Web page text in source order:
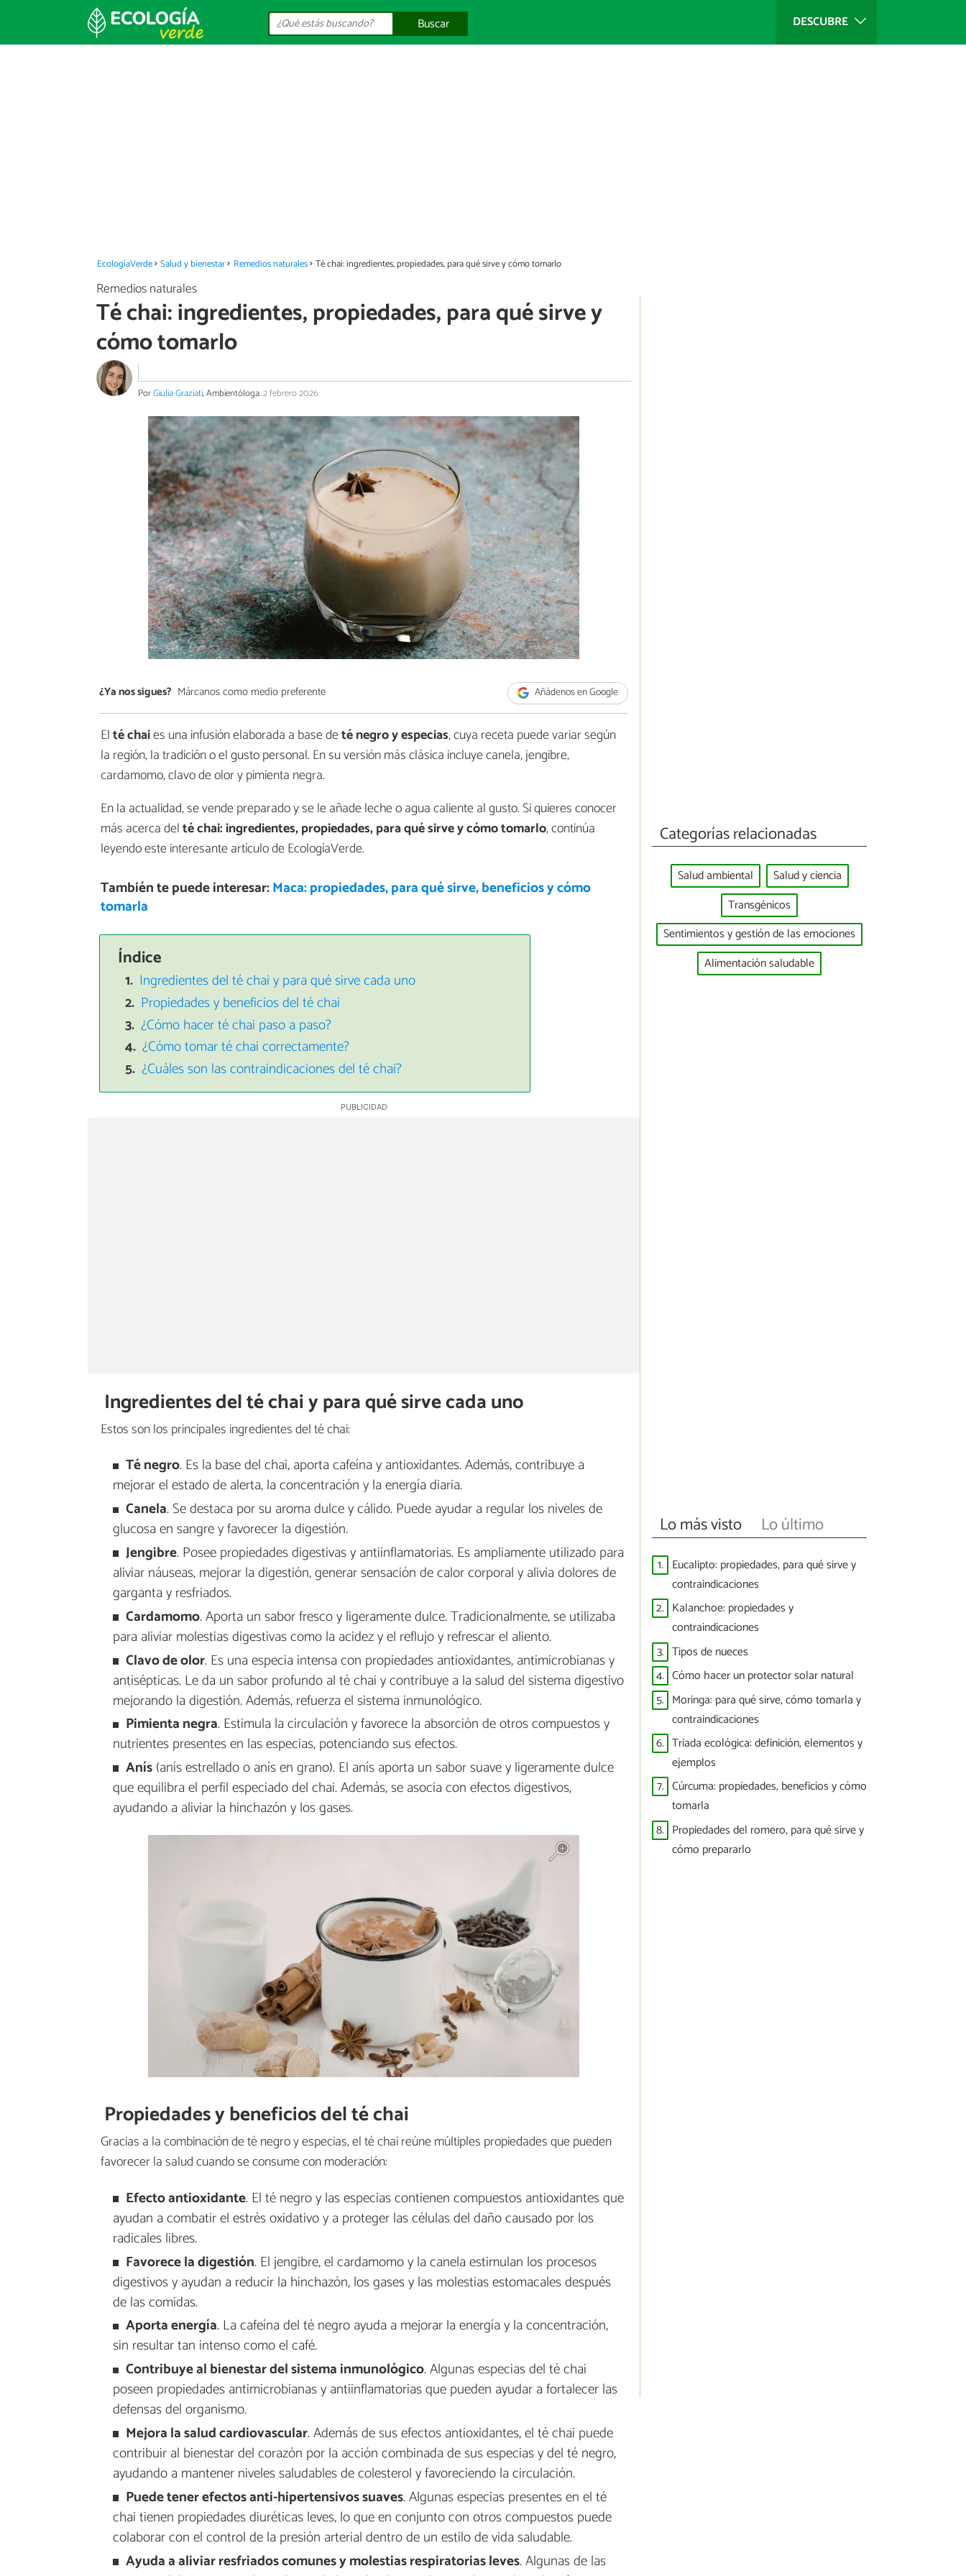
DESCUBRE
Buscar
EcologíaVerde Salud y bienestar Remedios naturales Té chai: ingredientes, propiedades, para qué sirve y cómo tomarlo
Remedios naturales
Té chai: ingredientes, propiedades, para qué sirve y
cómo tomarlo
PorGiulia Graziati, Ambientóloga.2 febrero 2026
¿Ya nos sigues? Márcanos como medio preferente Añádenos en Google
Elté chaies una infusión elaborada a base deté negro y especias, cuya receta puede variar según
la región, la tradición o el gusto personal. En su versión más clásica incluye canela, jengibre,
cardamomo, clavo de olor y pimienta negra.
En la actualidad, se vende preparado y se le añade leche o agua caliente al gusto. Si quieres conocer
más acerca delté chai: ingredientes, propiedades, para qué sirve y cómo tomarlo, continúa
leyendo este interesante artículo de EcologíaVerde.
También te puede interesar:Maca: propiedades, para qué sirve, beneficios y cómo
tomarla
Índice
Ingredientes del té chai y para qué sirve cada uno
Propiedades y beneficios del té chai
¿Cómo hacer té chai paso a paso?
¿Cómo tomar té chai correctamente?
¿Cuáles son las contraindicaciones del té chai?
Ingredientes del té chai y para qué sirve cada uno
Estos son los principales ingredientes del té chai:
Té negro. Es la base del chai, aporta cafeína y antioxidantes. Además, contribuye a
mejorar el estado de alerta, la concentración y la energía diaria.
Canela. Se destaca por su aroma dulce y cálido. Puede ayudar a regular los niveles de
glucosa en sangre y favorecer la digestión.
Jengibre. Posee propiedades digestivas y antiinflamatorias. Es ampliamente utilizado para
aliviar náuseas, mejorar la digestión, generar sensación de calor corporal y alivia dolores de
garganta y resfriados.
Cardamomo. Aporta un sabor fresco y ligeramente dulce. Tradicionalmente, se utilizaba
para aliviar molestias digestivas como la acidez y el reflujo y refrescar el aliento.
Clavo de olor. Es una especia intensa con propiedades antioxidantes, antimicrobianas y
antisépticas. Le da un sabor profundo al té chai y contribuye a la salud del sistema digestivo
mejorando la digestión. Además, refuerza el sistema inmunológico.
Pimienta negra. Estimula la circulación y favorece la absorción de otros compuestos y
nutrientes presentes en las especias, potenciando sus efectos.
Anís(anís estrellado o anís en grano). El anís aporta un sabor suave y ligeramente dulce
que equilibra el perfil especiado del chai. Además, se asocia con efectos digestivos,
ayudando a aliviar la hinchazón y los gases.
Propiedades y beneficios del té chai
Gracias a la combinación de té negro y especias, el té chai reúne múltiples propiedades que pueden
favorecer la salud cuando se consume con moderación:
Efecto antioxidante. El té negro y las especias contienen compuestos antioxidantes que
ayudan a combatir el estrés oxidativo y a proteger las células del daño causado por los
radicales libres.
Favorece la digestión. El jengibre, el cardamomo y la canela estimulan los procesos
digestivos y ayudan a reducir la hinchazón, los gases y las molestias estomacales después
de las comidas.
Aporta energía. La cafeína del té negro ayuda a mejorar la energía y la concentración,
sin resultar tan intenso como el café.
Contribuye al bienestar del sistema inmunológico. Algunas especias del té chai
poseen propiedades antimicrobianas y antiinflamatorias que pueden ayudar a fortalecer las
defensas del organismo.
Mejora la salud cardiovascular. Además de sus efectos antioxidantes, el té chai puede
contribuir al bienestar del corazón por la acción combinada de sus especias y del té negro,
ayudando a mantener niveles saludables de colesterol y favoreciendo la circulación.
Puede tener efectos anti-hipertensivos suaves. Algunas especias presentes en el té
chai tienen propiedades diuréticas leves, lo que en conjunto con otros compuestos puede
colaborar con el control de la presión arterial dentro de un estilo de vida saludable.
Ayuda a aliviar resfriados comunes y molestias respiratorias leves. Algunas de las
Categorías relacionadas
Salud ambiental
Salud y ciencia
Transgénicos
Sentimientos y gestión de las emociones
Alimentación saludable
Lo más visto Lo último
1. Eucalipto: propiedades, para qué sirve y
contraindicaciones
2. Kalanchoe: propiedades y
contraindicaciones
3. Tipos de nueces
4. Cómo hacer un protector solar natural
5. Moringa: para qué sirve, cómo tomarla y
contraindicaciones
6. Triada ecológica: definición, elementos y
ejemplos
7. Cúrcuma: propiedades, beneficios y cómo
tomarla
8. Propiedades del romero, para qué sirve y
cómo prepararlo